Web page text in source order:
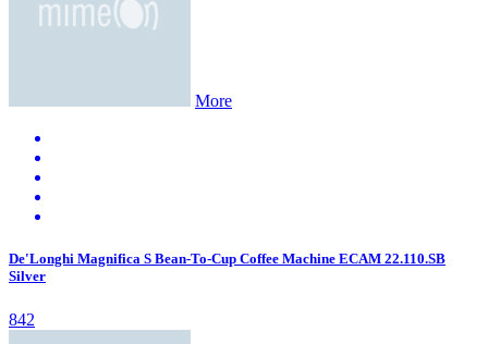
More
De'Longhi Magnifica S Bean-To-Cup Coffee Machine ECAM 22.110.SB
Silver
842